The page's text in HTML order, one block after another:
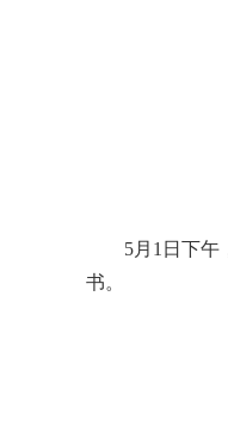
5月1日下午
书。